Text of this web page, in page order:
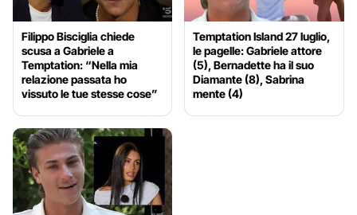
Filippo Bisciglia chiede
scusa a Gabriele a
Temptation: “Nella mia
relazione passata ho
vissuto le tue stesse cose”
Temptation Island 27 luglio,
le pagelle: Gabriele attore
(5), Bernadette ha il suo
Diamante (8), Sabrina
mente (4)